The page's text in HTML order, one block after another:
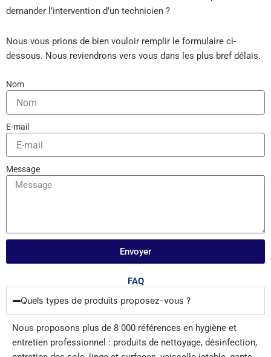
demander l’intervention d’un technicien ?
Nous vous prions de bien vouloir remplir le formulaire ci-
dessous. Nous reviendrons vers vous dans les plus bref délais.
Nom
E-mail
Message
Envoyer
FAQ
Quels types de produits proposez-vous ?
Nous proposons plus de 8 000 références en hygiène et
entretien professionnel : produits de nettoyage, désinfection,